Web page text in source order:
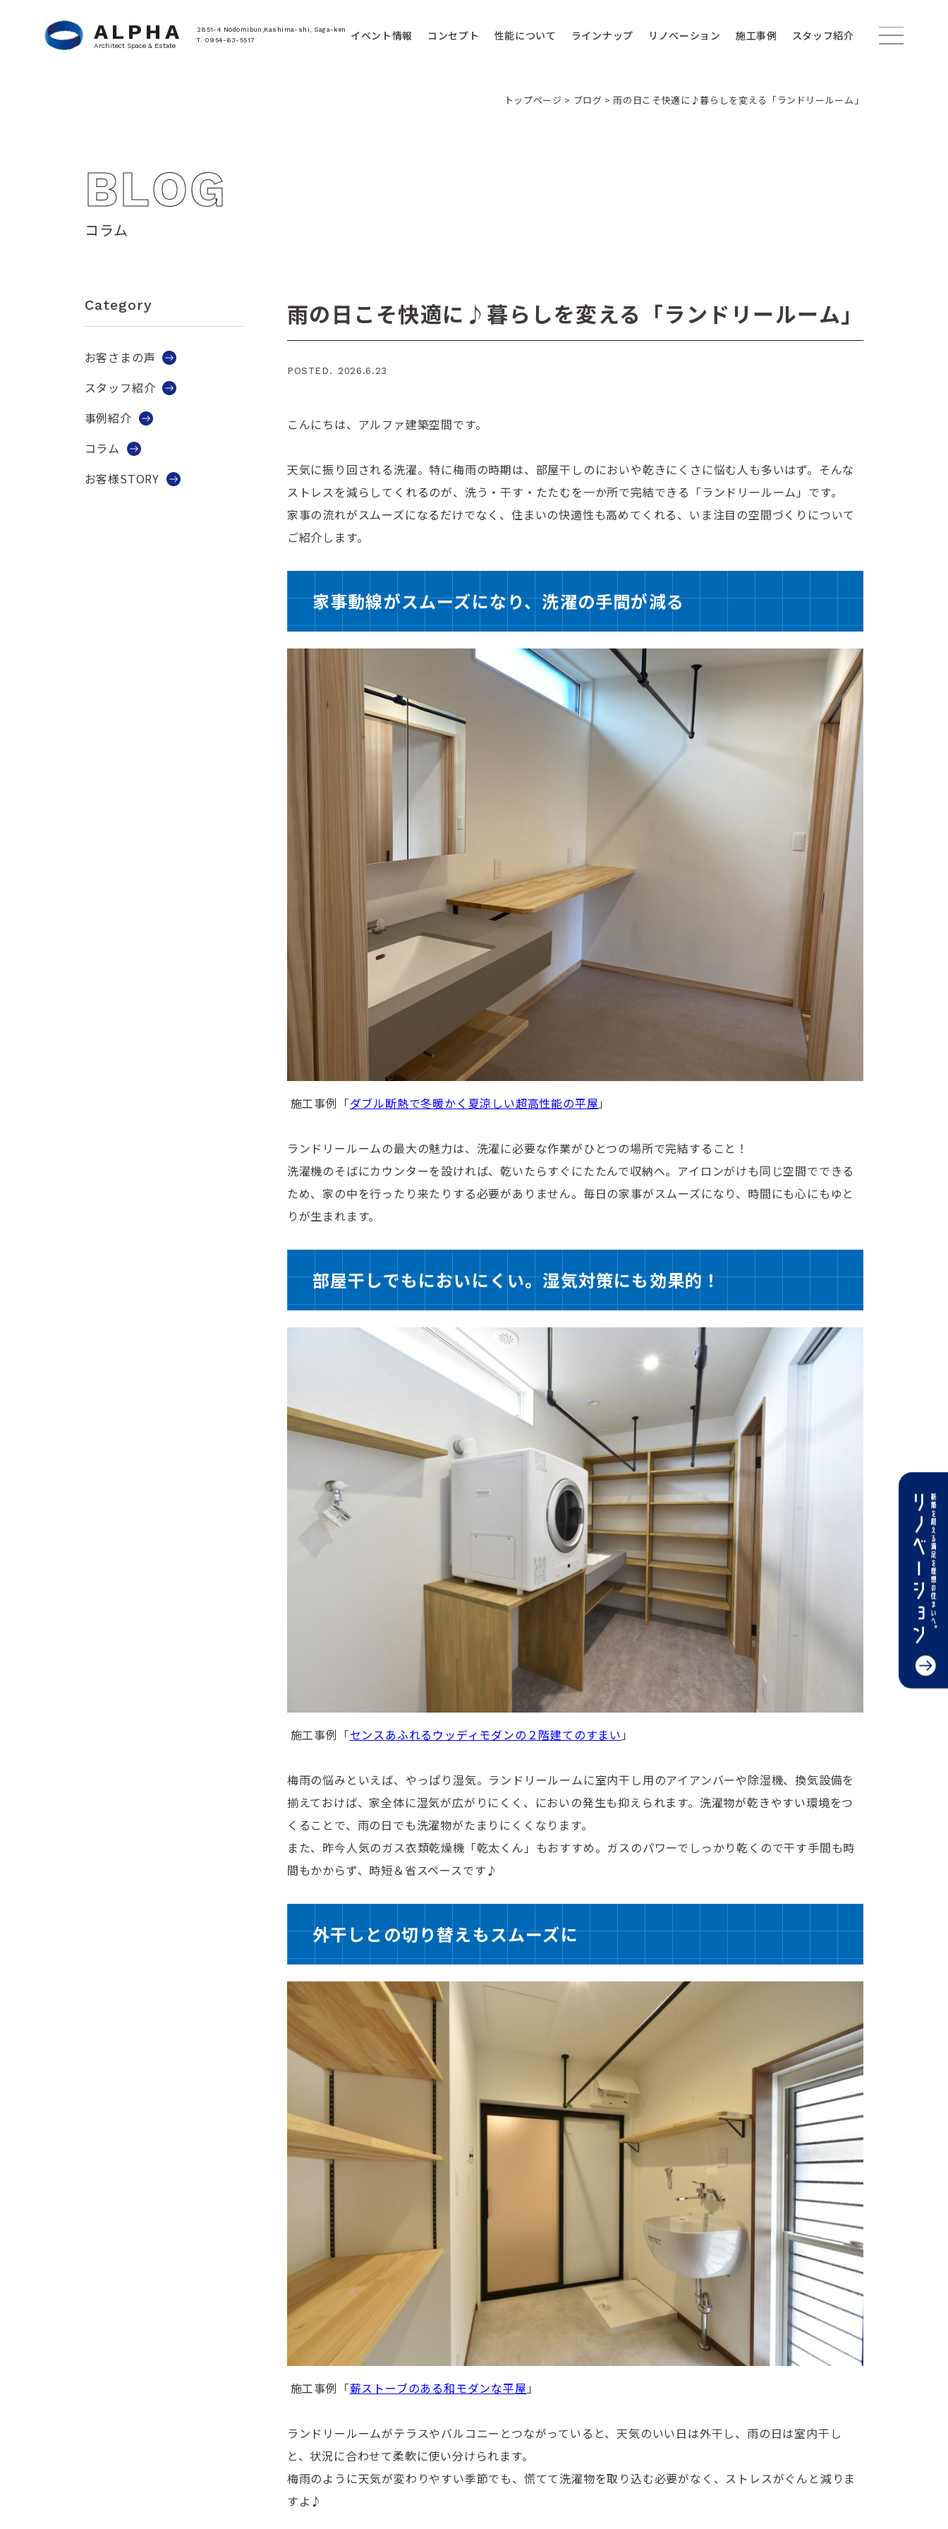
ALPHA
Architect Space & Estate
2851-4 Nodomibun,Kashima-shi, Saga-ken
T. 0954-63-5517
イベント情報 コンセプト 性能について ラインナップ リノベーション 施工事例 スタッフ紹介
トップページ > ブログ >雨の日こそ快適に♪暮らしを変える「ランドリールーム」
BLOG
コラム
雨の日こそ快適に♪暮らしを変える「ランドリールーム」
POSTED. 2026.6.23
こんにちは、アルファ建築空間です。
天気に振り回される洗濯。特に梅雨の時期は、部屋干しのにおいや乾きにくさに悩む人も多いはず。そんな
ストレスを減らしてくれるのが、洗う・干す・たたむを一か所で完結できる「ランドリールーム」です。
家事の流れがスムーズになるだけでなく、住まいの快適性も高めてくれる、いま注目の空間づくりについて
ご紹介します。
家事動線がスムーズになり、洗濯の手間が減る
施工事例「ダブル断熱で冬暖かく夏涼しい超高性能の平屋 」
ランドリールームの最大の魅力は、洗濯に必要な作業がひとつの場所で完結すること！
洗濯機のそばにカウンターを設ければ、乾いたらすぐにたたんで収納へ。アイロンがけも同じ空間でできる
ため、家の中を行ったり来たりする必要がありません。毎日の家事がスムーズになり、時間にも心にもゆと
りが生まれます。
部屋干しでもにおいにくい。湿気対策にも効果的！
施工事例「センスあふれるウッディモダンの２階建てのすまい 」
梅雨の悩みといえば、やっぱり湿気。ランドリールームに室内干し用のアイアンバーや除湿機、換気設備を
揃えておけば、家全体に湿気が広がりにくく、においの発生も抑えられます。洗濯物が乾きやすい環境をつ
くることで、雨の日でも洗濯物がたまりにくくなります。
また、昨今人気のガス衣類乾燥機「乾太くん」もおすすめ。ガスのパワーでしっかり乾くので干す手間も時
間もかからず、時短＆省スペースです♪
外干しとの切り替えもスムーズに
施工事例「薪ストーブのある和モダンな平屋 」
ランドリールームがテラスやバルコニーとつながっていると、天気のいい日は外干し、雨の日は室内干し
と、状況に合わせて柔軟に使い分けられます。
梅雨のように天気が変わりやすい季節でも、慌てて洗濯物を取り込む必要がなく、ストレスがぐんと減りま
すよ♪
Category
お客さまの声
スタッフ紹介
事例紹介
コラム
お客様STORY